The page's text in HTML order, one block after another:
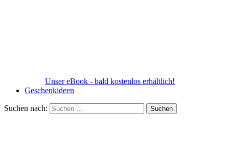
Unser eBook - bald kostenlos erhältlich!
Geschenkideen
Suchen nach: